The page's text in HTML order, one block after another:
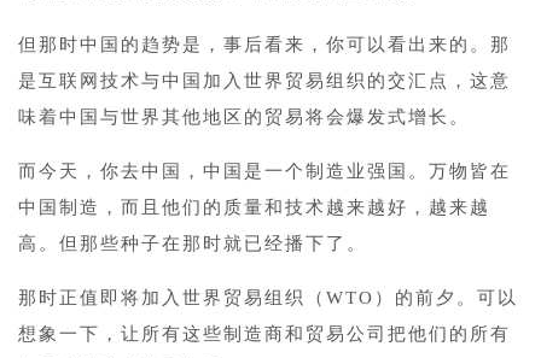
但那时中国的趋势是，事后看来，你可以看出来的。那
是互联网技术与中国加入世界贸易组织的交汇点，这意
味着中国与世界其他地区的贸易将会爆发式增长。
而今天，你去中国，中国是一个制造业强国。万物皆在
中国制造，而且他们的质量和技术越来越好，越来越
高。但那些种子在那时就已经播下了。
那时正值即将加入世界贸易组织（WTO）的前夕。可以
想象一下，让所有这些制造商和贸易公司把他们的所有